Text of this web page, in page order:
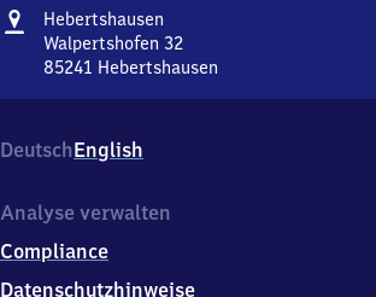
Adresse
Hebertshausen
Walpertshofen 32
85241 Hebertshausen
32,
8
2
1
Hebertshausen
DeutschEnglish
Analyse verwalten
Compliance
Datenschutzhinweise